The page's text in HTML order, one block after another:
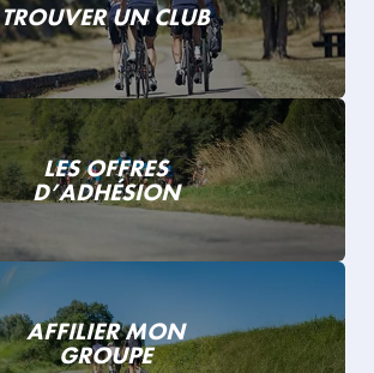
TROUVER UN CLUB
LES OFFRES
D’ADHÉSION
AFFILIER MON
GROUPE